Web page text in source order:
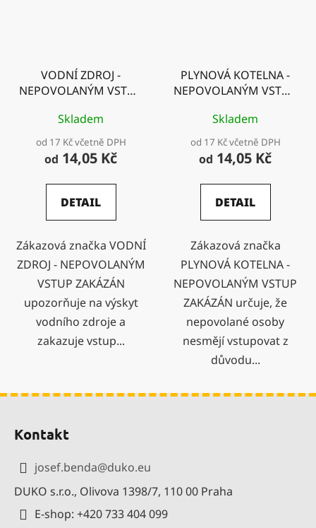
VODNÍ ZDROJ -
NEPOVOLANÝM VSTUP
Skladem
od 17 Kč včetně DPH
od 14,05 Kč
DETAIL
Zákazová značka VODNÍ
ZDROJ - NEPOVOLANÝM
VSTUP ZAKÁZÁN
upozorňuje na výskyt
vodního zdroje a
zakazuje vstup...
PLYNOVÁ KOTELNA -
NEPOVOLANÝM VSTUP
Skladem
od 17 Kč včetně DPH
od 14,05 Kč
DETAIL
Zákazová značka
PLYNOVÁ KOTELNA -
NEPOVOLANÝM VSTUP
ZAKÁZÁN určuje, že
nepovolané osoby
nesmějí vstupovat z
důvodu...
Kontakt
josef.benda@duko.eu
DUKO s.r.o., Olivova 1398/7, 110 00 Praha
E-shop: +420 733 404 099